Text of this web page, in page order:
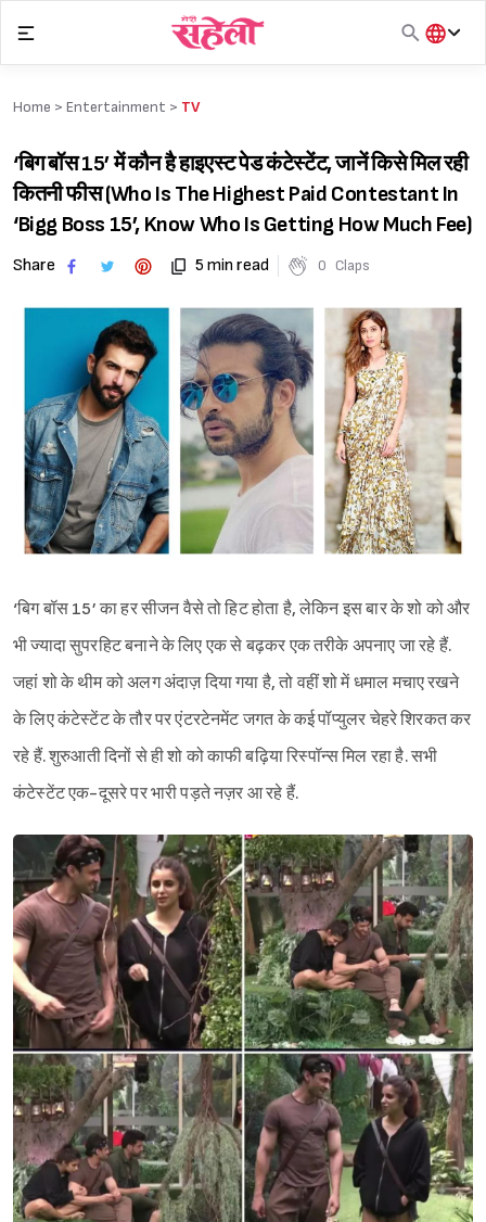
content
हिंदी
Home > Entertainment > TV
‘बिग बॉस 15’ में कौन है हाइएस्ट पेड कंटेस्टेंट, जानें किसे मिल रही
कितनी फीस (Who Is The Highest Paid Contestant In
‘Bigg Boss 15’, Know Who Is Getting How Much Fee)
Share 5 min read 0 Claps
‘बिग बॉस 15’ का हर सीजन वैसे तो हिट होता है, लेकिन इस बार के शो को और
भी ज्यादा सुपरहिट बनाने के लिए एक से बढ़कर एक तरीके अपनाए जा रहे हैं.
जहां शो के थीम को अलग अंदाज़ दिया गया है, तो वहीं शो में धमाल मचाए रखने
के लिए कंटेस्टेंट के तौर पर एंटरटेनमेंट जगत के कई पॉप्युलर चेहरे शिरकत कर
रहे हैं. शुरुआती दिनों से ही शो को काफी बढ़िया रिस्पॉन्स मिल रहा है. सभी
कंटेस्टेंट एक-दूसरे पर भारी पड़ते नज़र आ रहे हैं.